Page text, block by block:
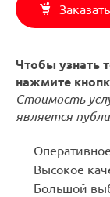
Заказать
Чтобы узнать
нажмите
Стоимость
является
Высокое
Большой